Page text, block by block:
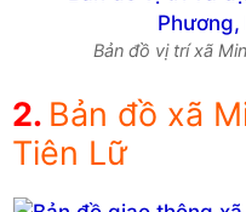
Bản đồ vị trí xã
Bản đồ xã
Tiên Lữ